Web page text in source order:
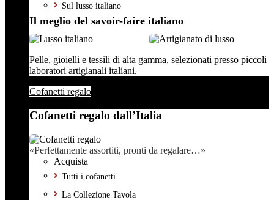
Sul lusso italiano
Il meglio del savoir-faire italiano
Pelle, gioielli e tessili di alta gamma, selezionati presso piccoli
laboratori artigianali italiani.
Cofanetti regalo
Cofanetti regalo dall’Italia
«Perfettamente assortiti, pronti da regalare…»
Acquista
Tutti i cofanetti
La Collezione Tavola